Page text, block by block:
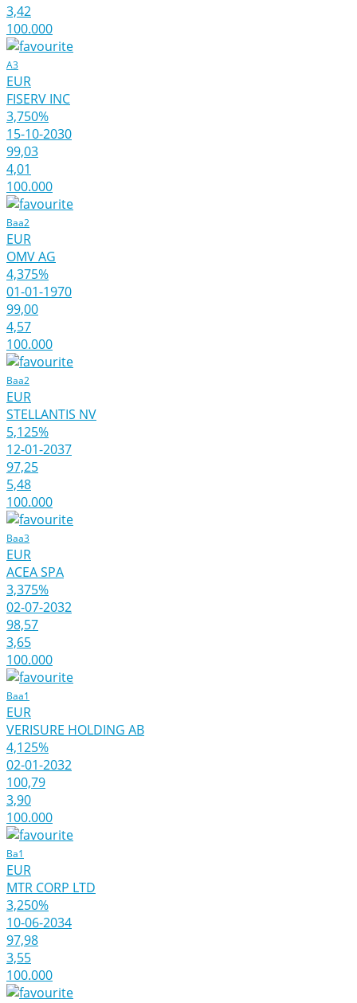
3,42
100.000
A3
EUR
FISERV INC
3,750%
15-10-2030
99,03
4,01
100.000
Baa2
EUR
OMV AG
4,375%
01-01-1970
99,00
4,57
100.000
Baa2
EUR
STELLANTIS NV
5,125%
12-01-2037
97,25
5,48
100.000
Baa3
EUR
ACEA SPA
3,375%
02-07-2032
98,57
3,65
100.000
Baa1
EUR
VERISURE HOLDING AB
4,125%
02-01-2032
100,79
3,90
100.000
Ba1
EUR
MTR CORP LTD
3,250%
10-06-2034
97,98
3,55
100.000